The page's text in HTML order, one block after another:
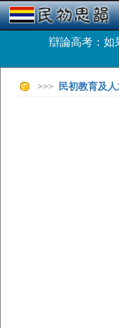
辯論高考：
>>> 民初教育及